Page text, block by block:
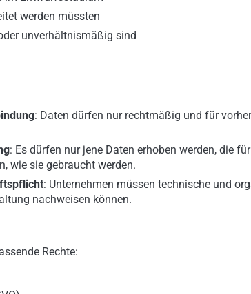
werden müssten
unverhältnismäßig sind
: Daten dürfen nur rechtmäßig und für
: Es dürfen nur jene Daten erhoben werden, die
wie sie gebraucht werden.
: Unternehmen müssen technische und
nachweisen können.
Rechte: